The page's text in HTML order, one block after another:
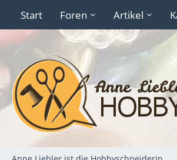
Start Foren Artikel